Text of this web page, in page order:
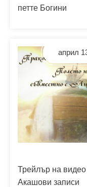
април
петте Богини
август
Трейлър на видео
Акашови записи
юни 22,
април